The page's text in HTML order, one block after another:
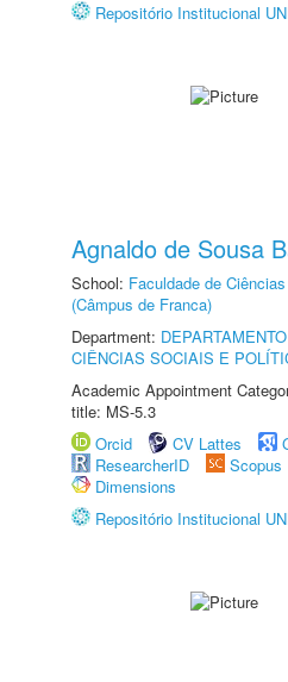
Repositório Institucional
Agnaldo de Sousa
School: Faculdade de
(Câmpus de Franca)
Department:
CIÊNCIAS SOCIAIS E
Academic Appointment
title: MS-5.3
Orcid
CV Lattes
ResearcherID
Scopus
Dimensions
Repositório Institucional